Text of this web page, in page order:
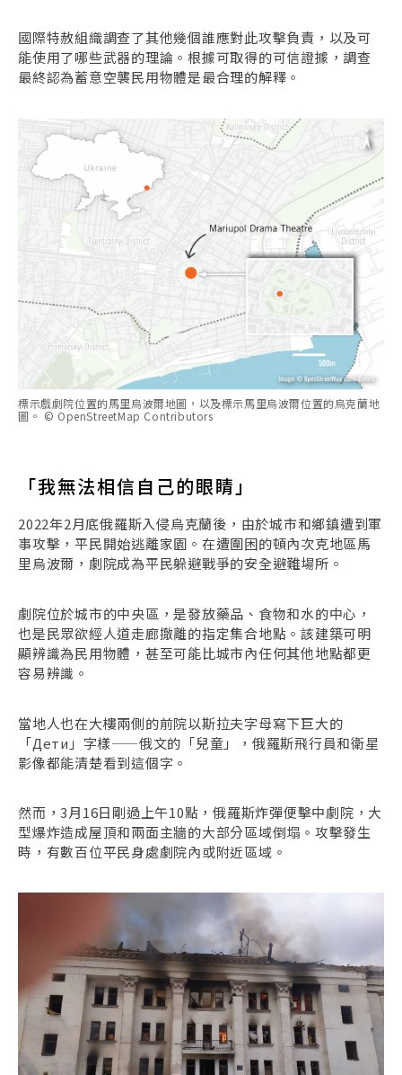
國際特赦組織調查了其他幾個誰應對此攻擊負責，以及可
能使用了哪些武器的理論。根據可取得的可信證據，調查
最終認為蓄意空襲民用物體是最合理的解釋。
標示戲劇院位置的馬里烏波爾地圖，以及標示馬里烏波爾位置的烏克蘭地
圖。 © OpenStreetMap Contributors
「我無法相信自己的眼睛」
2022年2月底俄羅斯入侵烏克蘭後，由於城市和鄉鎮遭到軍
事攻擊，平民開始逃離家園。在遭圍困的頓內次克地區馬
里烏波爾，劇院成為平民躲避戰爭的安全避難場所。
劇院位於城市的中央區，是發放藥品、食物和水的中心，
也是民眾欲經人道走廊撤離的指定集合地點。該建築可明
顯辨識為民用物體，甚至可能比城市內任何其他地點都更
容易辨識。
當地人也在大樓兩側的前院以斯拉夫字母寫下巨大的
「Дети」字樣——俄文的「兒童」，俄羅斯飛行員和衛星
影像都能清楚看到這個字。
然而，3月16日剛過上午10點，俄羅斯炸彈便擊中劇院，大
型爆炸造成屋頂和兩面主牆的大部分區域倒塌。攻擊發生
時，有數百位平民身處劇院內或附近區域。